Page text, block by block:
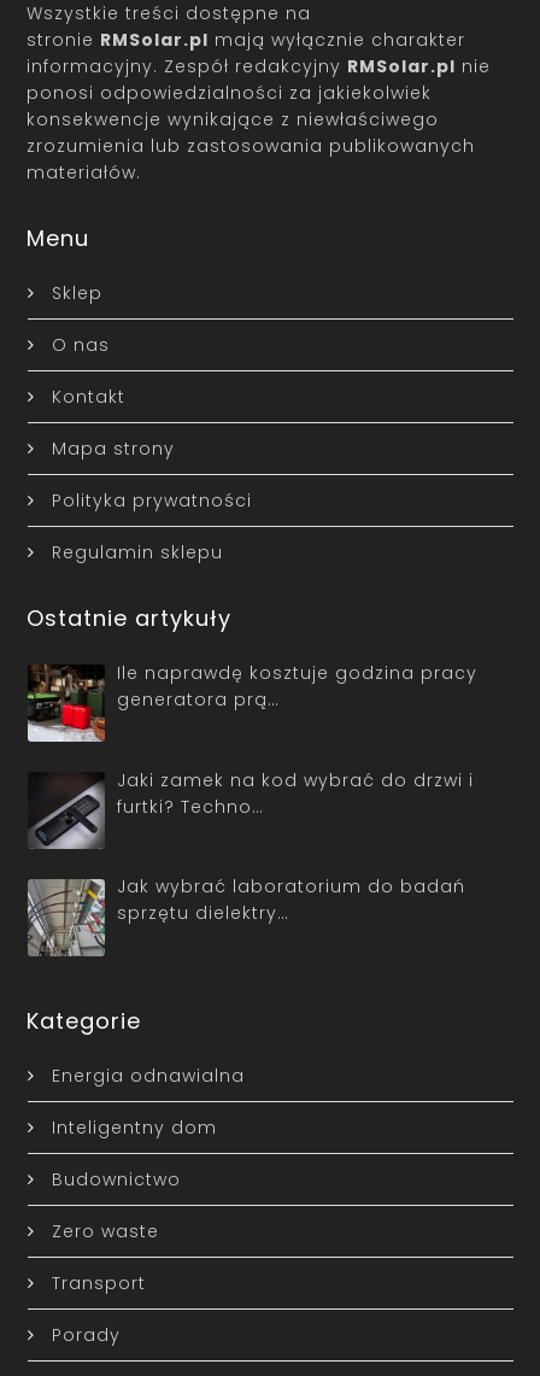
Wszystkie treści dostępne na
stronie RMSolar.pl mają wyłącznie charakter
informacyjny. Zespół redakcyjny RMSolar.pl nie
ponosi odpowiedzialności za jakiekolwiek
konsekwencje wynikające z niewłaściwego
zrozumienia lub zastosowania publikowanych
materiałów.
Menu
Sklep
O nas
Kontakt
Mapa strony
Polityka prywatności
Regulamin sklepu
Ostatnie artykuły
Ile naprawdę kosztuje godzina pracy
generatora prą…
Jaki zamek na kod wybrać do drzwi i
furtki? Techno…
Jak wybrać laboratorium do badań
sprzętu dielektry…
Kategorie
Energia odnawialna
Inteligentny dom
Budownictwo
Zero waste
Transport
Porady